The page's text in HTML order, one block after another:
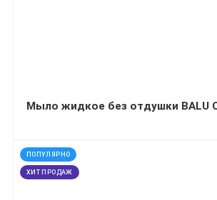
ПОПУЛЯРНО
ХИТ ПРОДАЖ
код: 13626